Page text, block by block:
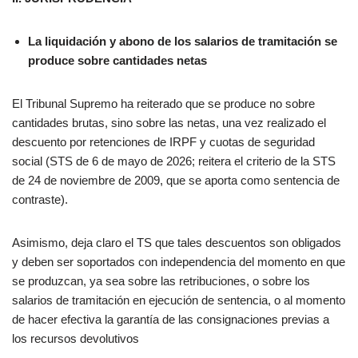
La liquidación y abono de los salarios de tramitación se
produce sobre cantidades netas
El Tribunal Supremo ha reiterado que se produce no sobre
cantidades brutas, sino sobre las netas, una vez realizado el
descuento por retenciones de IRPF y cuotas de seguridad
social (STS de 6 de mayo de 2026; reitera el criterio de la STS
de 24 de noviembre de 2009, que se aporta como sentencia de
contraste).
Asimismo, deja claro el TS que tales descuentos son obligados
y deben ser soportados con independencia del momento en que
se produzcan, ya sea sobre las retribuciones, o sobre los
salarios de tramitación en ejecución de sentencia, o al momento
de hacer efectiva la garantía de las consignaciones previas a
los recursos devolutivos